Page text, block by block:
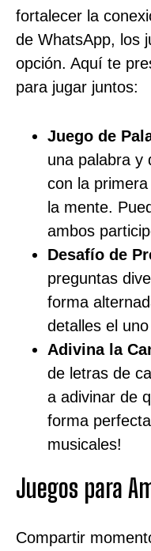
fortalecer la
de WhatsApp, los
opción. Aquí te
para jugar juntos:
Juego de
una palabra y
con la
la mente.
ambos
Desafío de
preguntas
forma
detalles el
Adivina la
de letras de
a adivinar de
forma
musicales!
Juegos para
Compartir